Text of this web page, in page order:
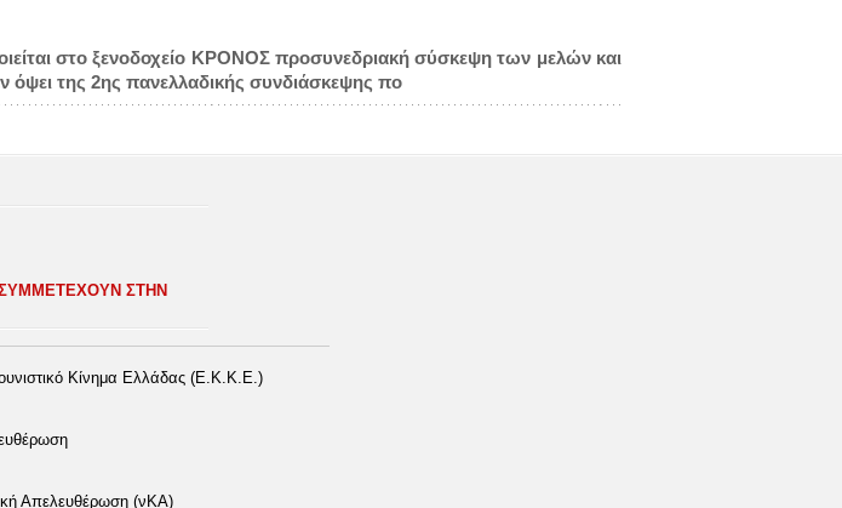
στο ξενοδοχείο ΚΡΟΝΟΣ προσυνεδριακή σύσκεψη των μελών και
της 2ης πανελλαδικής συνδιάσκεψης πο
ΣΤΗΝ
Κίνημα Ελλάδας (Ε.Κ.Κ.Ε.)
Απελευθέρωση (νΚΑ)